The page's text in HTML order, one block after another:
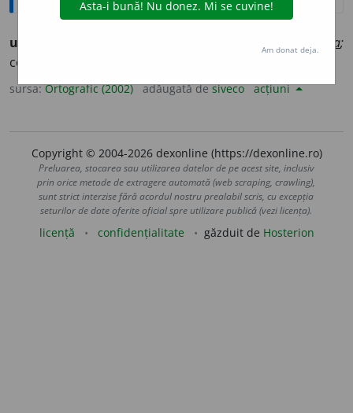
urs a;
conj. prez. 3 sg. și pl.
sursa:Ortografic (2002) adăugată desiveco acțiuni
Copyright © 2004-2026 dexonline (https://dexonline.ro)
Preluarea, stocarea sau utilizarea datelor de pe acest site, inclusiv
prin orice metode de extragere automată (web scraping, crawling),
sunt strict interzise fără acordul nostru prealabil scris, cu excepția
seturilor de date oferite oficial spre utilizare publică (vezi licența).
licență confidențialitate găzduit de Hosterion
Am donat deja.